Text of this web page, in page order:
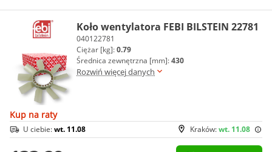
Koło wentylatora FEBI BILSTEIN 22781
040122781
Ciężar [kg]:0.79
Średnica zewnętrzna [mm]:430
Rozwiń więcej danych
Kup na raty
Kraków:wt. 11.08
U ciebie:wt. 11.08